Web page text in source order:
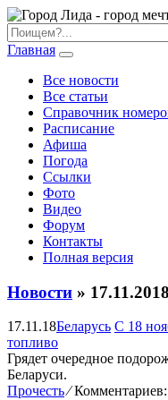
Главная
Все новости
Все статьи
Справочник
Расписание
Афиша
Погода
Ссылки
Фото
Видео
Форум
Контакты
Полная версия
Новости » 17.11.2018
17.11.18Беларусь С 18
топливо
Грядет очередное
Беларуси.
Прочесть ⁄